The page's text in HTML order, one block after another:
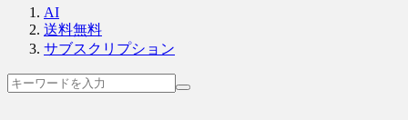
AI
送料無料
サブスクリプション